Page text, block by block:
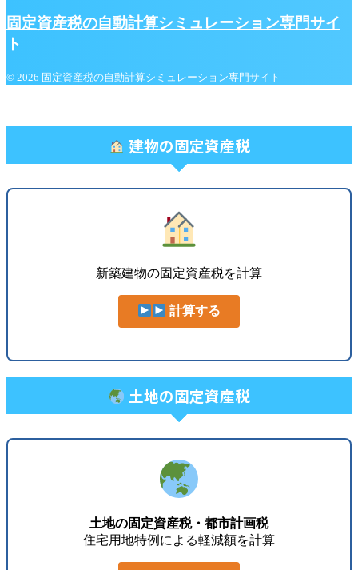
固定資産税の自動計算シミュレーション専門サイ
ト
© 2026 固定資産税の自動計算シミュレーション専門サイト
建物の固定資産税
新築建物の固定資産税を計算
計算する
土地の固定資産税
土地の固定資産税・都市計画税
住宅用地特例による軽減額を計算